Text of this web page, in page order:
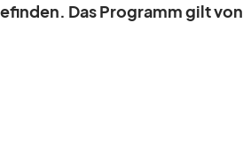
Das Pro­gramm gilt von